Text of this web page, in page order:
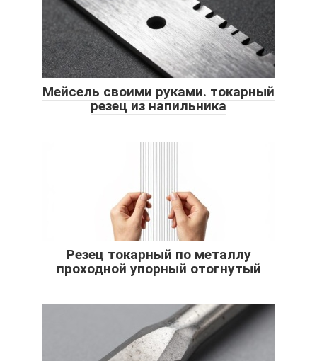
Мейсель своими руками. токарный
резец из напильника
Резец токарный по металлу
проходной упорный отогнутый